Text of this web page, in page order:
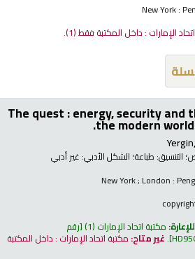
New York :
الإمارات : داخل المكتبة فقط(1).
The quest : energy, security and
the modern
؛ التنسيق: طباعة؛ الشكل الأدبي: غير أدبي
New York ; London :
مكتبة اتحاد الإمارات (1) رقم
.غير متاح: مكتبة اتحاد الإمارات : داخل المكتبة